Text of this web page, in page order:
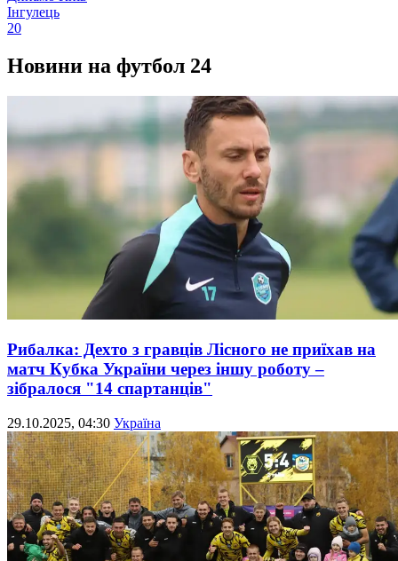
Інгулець
20
Новини на футбол 24
Рибалка: Дехто з гравців Лісного не приїхав на
матч Кубка України через іншу роботу –
зібралося "14 спартанців"
29.10.2025, 04:30 Україна